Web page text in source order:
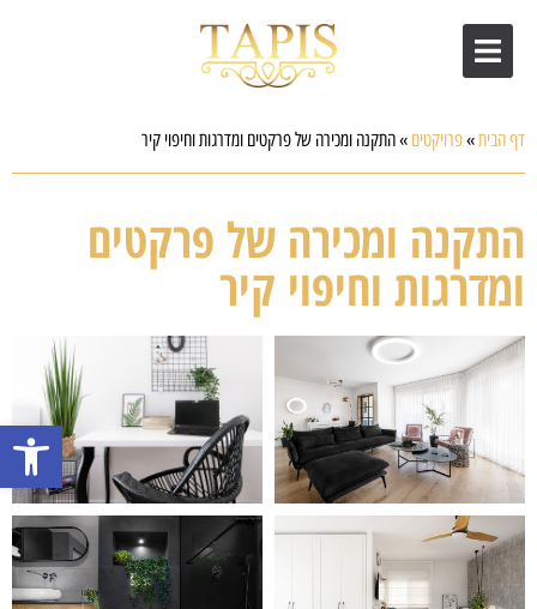
פתח
דף הבית»פרויקטים »התקנה ומכירה של פרקטים ומדרגות וחיפוי קיר
התקנה ומכירה של פרקטים
ומדרגות וחיפוי קיר